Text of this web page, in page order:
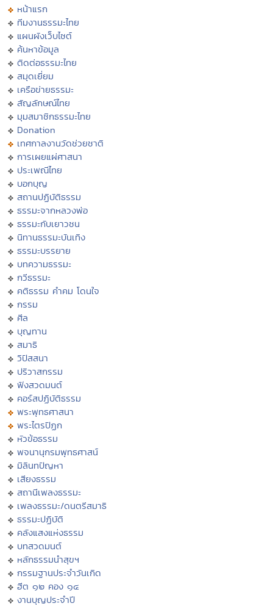
หน้าแรก
ทีมงานธรรมะไทย
แผนผังเว็บไซต์
ค้นหาข้อมูล
ติดต่อธรรมะไทย
สมุดเยี่ยม
เครือข่ายธรรมะ
สัญลักษณ์ไทย
มุมสมาชิกธรรมะไทย
Donation
เทศกาลงานวัดช่วยชาติ
การเผยแผ่ศาสนา
ประเพณีไทย
บอกบุญ
สถานปฏิบัติธรรม
ธรรมะจากหลวงพ่อ
ธรรมะกับเยาวชน
นิทานธรรมะบันเทิง
ธรรมะบรรยาย
บทความธรรมะ
กวีธรรมะ
คติธรรม คำคม โดนใจ
กรรม
ศีล
บุญทาน
สมาธิ
วิปัสสนา
ปริวาสกรรม
ฟังสวดมนต์
คอร์สปฏิบัติธรรม
พระพุทธศาสนา
พระไตรปิฏก
หัวข้อธรรม
พจนานุกรมพุทธศาสน์
มิลินทปัญหา
เสียงธรรม
สถานีเพลงธรรมะ
เพลงธรรมะ/ดนตรีสมาธิ
ธรรมะปฏิบัติ
คลังแสงแห่งธรรม
บทสวดมนต์
หลักธรรมนำสุขฯ
กรรมฐานประจำวันเกิด
ฮีต ๑๒ คอง ๑๔
งานบุญประจำปี